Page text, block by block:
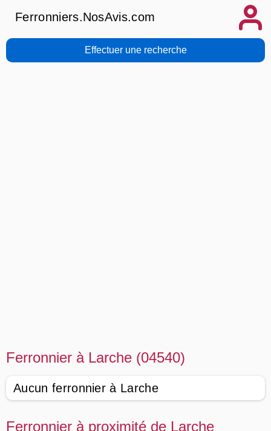
Ferronniers.NosAvis.com
Effectuer une recherche
Ferronnier à Larche (04540)
Aucun ferronnier à Larche
Ferronnier à proximité de Larche